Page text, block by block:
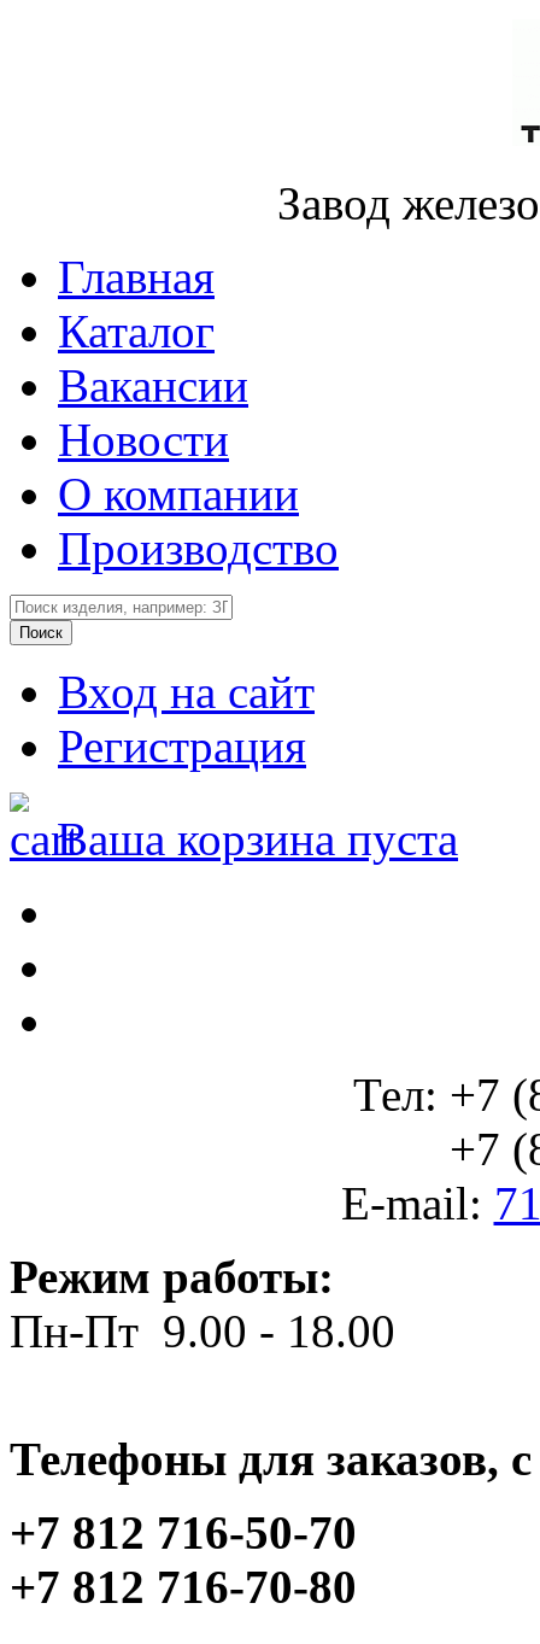
Завод
Главная
Каталог
Вакансии
Новости
О компании
Производство
Вход на сайт
Регистрация
Ваша корзина пуста
Тел: +7
+7
E-mail:
Режим работы:
Пн-Пт 9.00 - 18.00
Телефоны для заказов,
+7 812 716-50-70
+7 812 716-70-80